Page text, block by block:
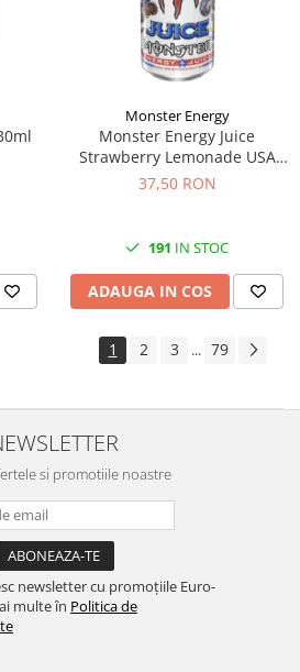
Monster Energy
Monster Energy Juice
Strawberry Lemonade USA
473ml
37,50 RON
191 IN STOC
ADAUGA IN COS
1 2 3 ... 79
si promotiile noastre
newsletter cu promoțiile Euro-
multe în Politica de